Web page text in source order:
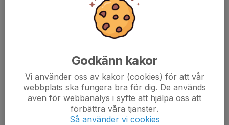
Godkänn kakor
Vi använder oss av kakor (cookies) för att vår
webbplats ska fungera bra för dig. De används
även för webbanalys i syfte att hjälpa oss att
förbättra våra tjänster.
Så använder vi cookies